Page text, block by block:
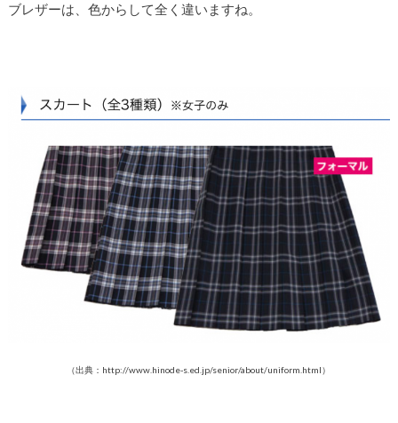
ブレザーは、色からして全く違いますね。
（出典：http://www.hinode-s.ed.jp/senior/about/uniform.html）